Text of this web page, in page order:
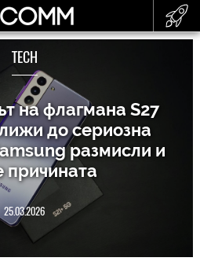
TECH
на флагмана S27
до сериозна
размисли и
причината
25.03.2026